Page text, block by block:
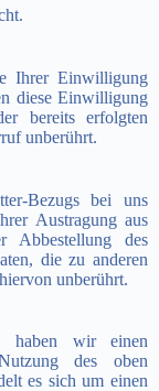
Ihrer Einwilligung
diese Einwilligung
bereits erfolgten
unberührt.
Bezugs bei uns
Austragung aus
Abbestellung des
die zu anderen
unberührt.
haben wir einen
des oben
es sich um einen